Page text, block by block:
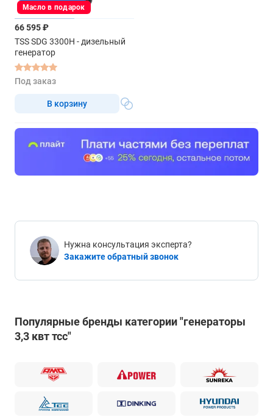
Масло в подарок
66 595 ₽
TSS SDG 3300H - дизельный
генератор
Под заказ
В корзину
Нужна консультация эксперта?
Закажите обратный звонок
Популярные бренды категории "генераторы
3,3 квт тсс"